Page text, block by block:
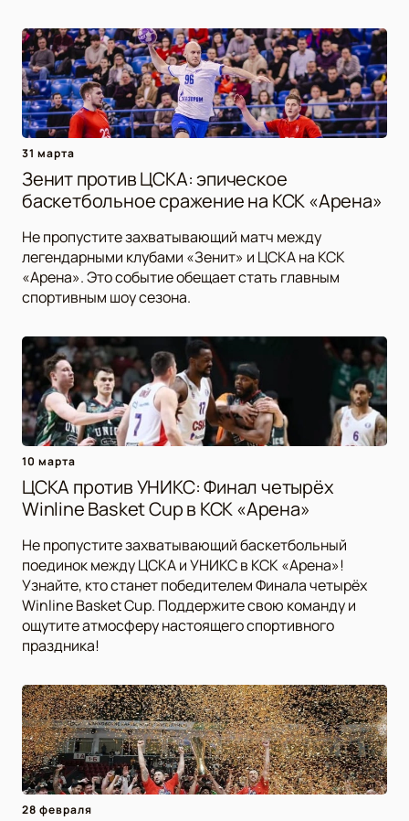
31 марта
Зенит против ЦСКА: эпическое
баскетбольное сражение на КСК «Арена»
Не пропустите захватывающий матч между
легендарными клубами «Зенит» и ЦСКА на КСК
«Арена». Это событие обещает стать главным
спортивным шоу сезона.
10 марта
ЦСКА против УНИКС: Финал четырёх
Winline Basket Cup в КСК «Арена»
Не пропустите захватывающий баскетбольный
поединок между ЦСКА и УНИКС в КСК «Арена»!
Узнайте, кто станет победителем Финала четырёх
Winline Basket Cup. Поддержите свою команду и
ощутите атмосферу настоящего спортивного
праздника!
28 февраля